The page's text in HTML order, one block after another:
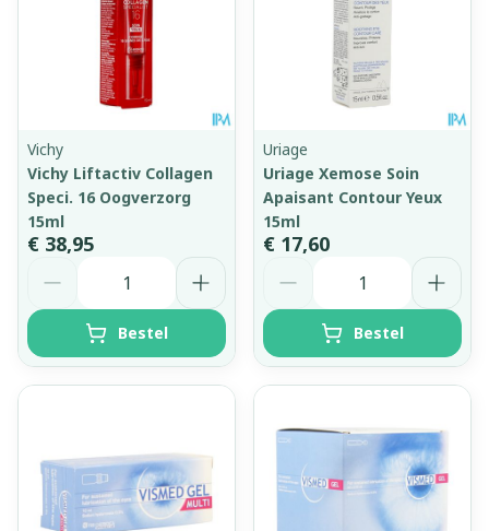
Vichy
Vichy Liftactiv Collagen
Speci. 16 Oogverzorg
15ml
€ 38,95
Bestel
Uriage
Uriage Xemose Soin
Apaisant Contour Yeux
15ml
€ 17,60
Bestel